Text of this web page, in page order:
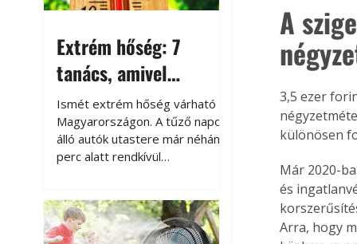
Extrém hőség: 7
tanács, amivel
megóvhatjuk
autónkat a nyári
károktól
Ismét extrém hőség várható
Magyarországon. A tűző napon
álló autók utastere már néhány
perc alatt rendkívül
megközelítheti. Ez nemcsak a
beszállást teszi kellemetlenné,
A
3,5 ezer
különösen
Már 2020-
és
Arra, hogy